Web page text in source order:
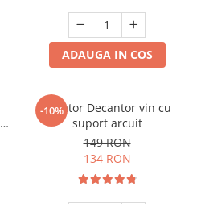
ADAUGA IN COS
-10%
Aerator Decantor vin cu
suport arcuit
149 RON
134 RON